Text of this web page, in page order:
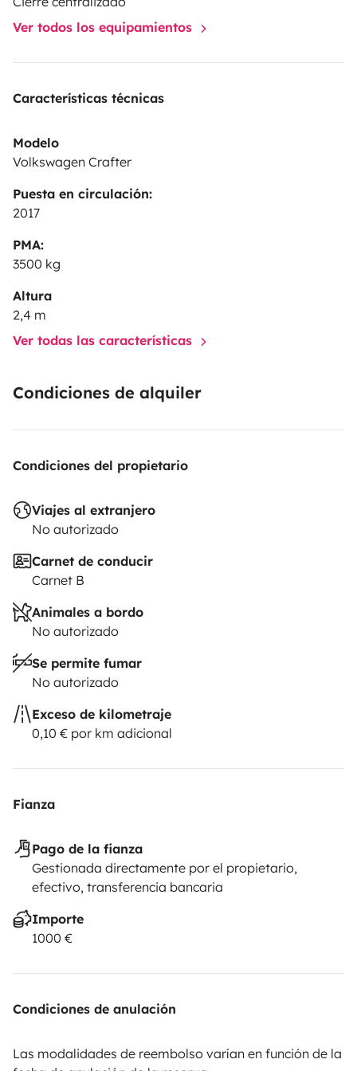
permitirá guardar todas vuestras pertenencias.
facilitar su conducción cuenta con una cámara
del mayor confort. Es un mini apartamento sobre
Ver todos los equipamientos
Características técnicas
Modelo
Volkswagen Crafter
Puesta en circulación:
2017
PMA:
3500 kg
Altura
2,4 m
Ver todas las características
Condiciones de alquiler
Condiciones del propietario
Viajes al extranjero
No autorizado
Carnet de conducir
Carnet B
Animales a bordo
No autorizado
Se permite fumar
No autorizado
Exceso de kilometraje
0,10 € por km adicional
Fianza
Pago de la fianza
Gestionada directamente por el propietario,
efectivo, transferencia bancaria
Importe
1000 €
Condiciones de anulación
Las modalidades de reembolso varían en función de la